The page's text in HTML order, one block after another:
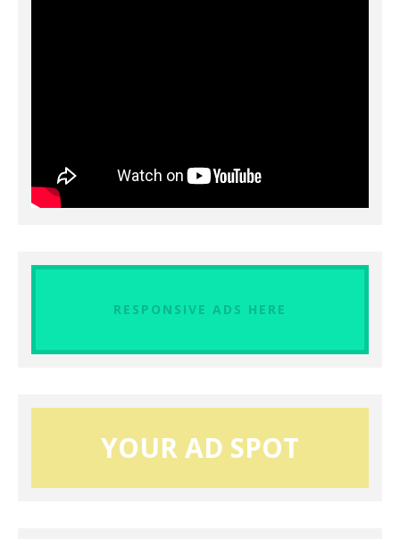
RESPONSIVE ADS HERE
YOUR AD SPOT